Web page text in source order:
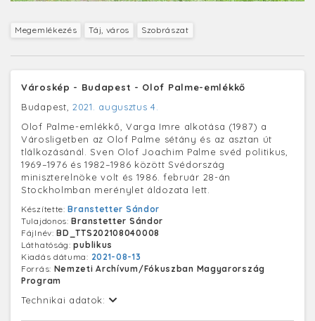
Megemlékezés Táj, város Szobrászat
Városkép - Budapest - Olof Palme-emlékkő
Budapest, 2021. augusztus 4.
Olof Palme-emlékkő, Varga Imre alkotása (1987) a
Városligetben az Olof Palme sétány és az asztan út
tlálkozásánál. Sven Olof Joachim Palme svéd politikus,
1969–1976 és 1982–1986 között Svédország
miniszterelnöke volt és 1986. február 28-án
Stockholmban merénylet áldozata lett.
Készítette:Branstetter Sándor
Tulajdonos:Branstetter Sándor
Fájlnév:BD_TTS202108040008
Láthatóság:publikus
Kiadás dátuma: 2021-08-13
Forrás: Nemzeti Archívum/Fókuszban Magyarország
Program
Technikai adatok: